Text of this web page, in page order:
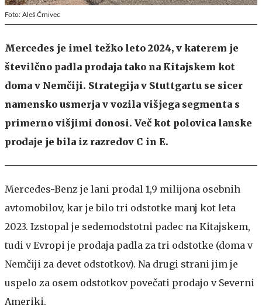
Foto: Aleš Črnivec
Mercedes je imel težko leto 2024, v katerem je
številčno padla prodaja tako na Kitajskem kot
doma v Nemčiji. Strategija v Stuttgartu se sicer
namensko usmerja v vozila višjega segmenta s
primerno višjimi donosi. Več kot polovica lanske
prodaje je bila iz razredov C in E.
Mercedes-Benz je lani prodal 1,9 milijona osebnih
avtomobilov, kar je bilo tri odstotke manj kot leta
2023. Izstopal je sedemodstotni padec na Kitajskem,
tudi v Evropi je prodaja padla za tri odstotke (doma v
Nemčiji za devet odstotkov). Na drugi strani jim je
uspelo za osem odstotkov povečati prodajo v Severni
Ameriki.